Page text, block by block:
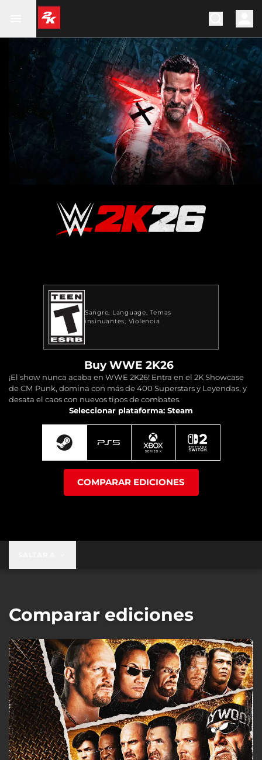
Sangre Language Temas
insinuantes Violencia
Buy WWE 2K26
¡El show nunca acaba en WWE 2K26! Entra en el 2K Showcase
de CM Punk, domina con más de 400 Superstars y Leyendas, y
desata el caos con nuevos tipos de combates.
Seleccionar plataforma: Steam
COMPARAR EDICIONES
Comparar ediciones